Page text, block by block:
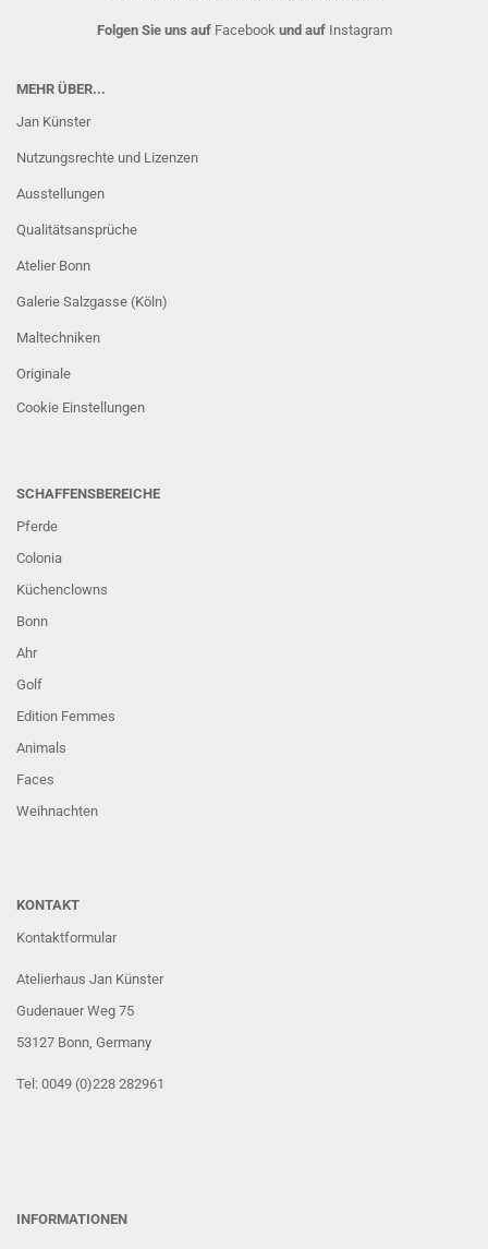
Folgen Sie uns auf Facebook und auf Instagram
MEHR ÜBER...
Jan Künster
Nutzungsrechte und Lizenzen
Ausstellungen
Qualitätsansprüche
Atelier Bonn
Galerie Salzgasse (Köln)
Maltechniken
Originale
Cookie Einstellungen
SCHAFFENSBEREICHE
Pferde
Colonia
Küchenclowns
Bonn
Ahr
Golf
Edition Femmes
Animals
Faces
Weihnachten
KONTAKT
Kontaktformular
Atelierhaus Jan Künster
Gudenauer Weg 75
53127 Bonn, Germany
Tel: 0049 (0)228 282961
INFORMATIONEN